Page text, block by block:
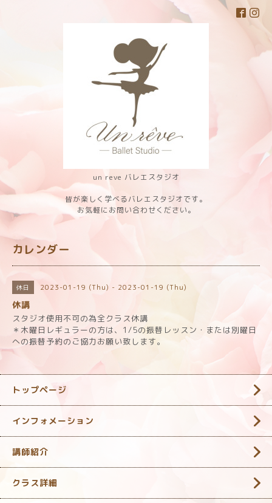
un reve バレエスタジオ
皆が楽しく学べるバレエスタジオです。
お気軽にお問い合わせください。
カレンダー
休日 2023-01-19 (Thu) - 2023-01-19 (Thu)
休講
スタジオ使用不可の為全クラス休講
＊木曜日レギュラーの方は、1/5の振替レッスン・または別曜日
への振替予約のご協力お願い致します。
トップページ
インフォメーション
講師紹介
クラス詳細